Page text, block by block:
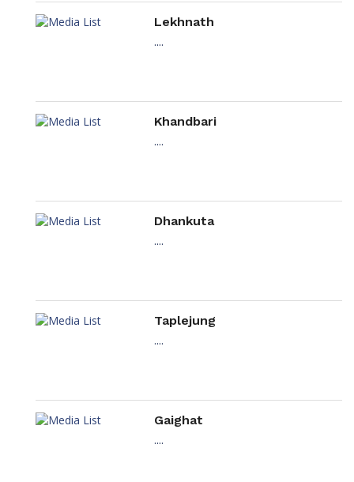
Lekhnath
....
Khandbari
....
Dhankuta
....
Taplejung
....
Gaighat
....